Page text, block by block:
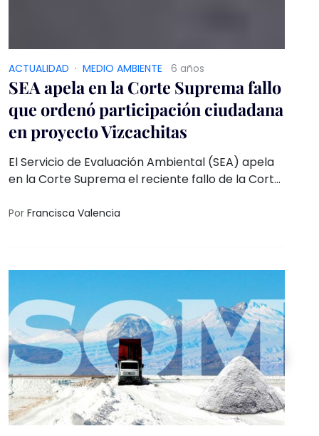
ACTUALIDAD · MEDIO AMBIENTE 6 años
SEA apela en la Corte Suprema fallo
que ordenó participación ciudadana
en proyecto Vizcachitas
El Servicio de Evaluación Ambiental (SEA) apela
en la Corte Suprema el reciente fallo de la Corte
realización de la participación ciudadana en el
Por Francisca Valencia